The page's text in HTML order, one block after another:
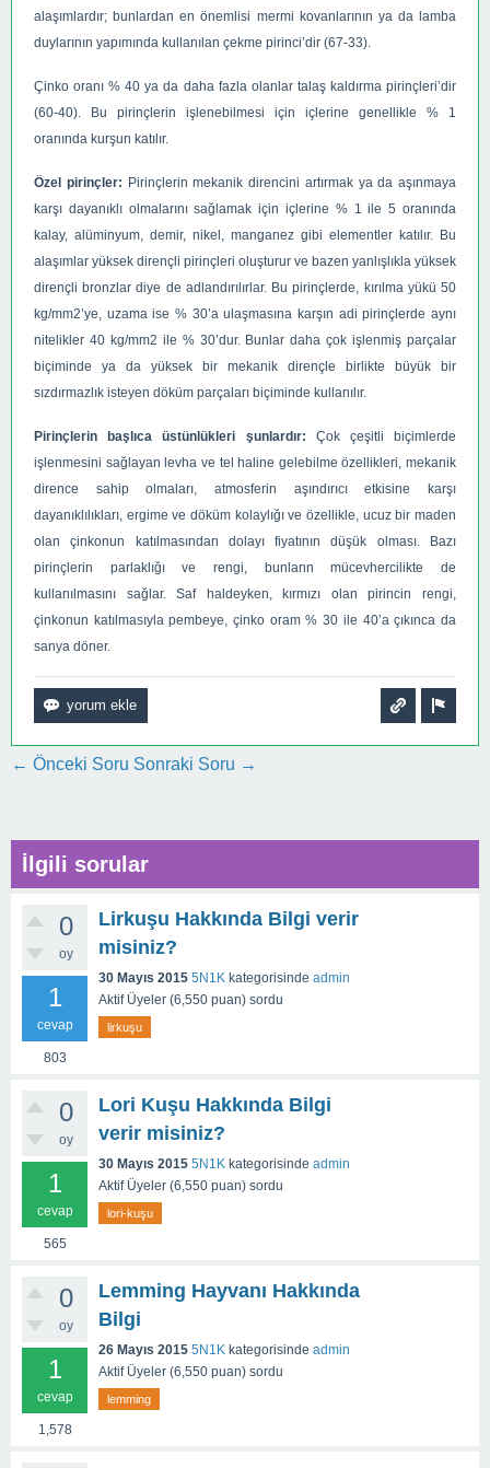
alaşımlardır; bunlardan en önemlisi mermi kovanlarının ya da lamba
duylarının yapımında kullanılan çekme pirinci’dir (67-33).
Çinko oranı % 40 ya da daha fazla olanlar talaş kaldırma pirinçleri’dir
(60-40). Bu pirinçlerin işlenebilmesi için içlerine genellikle % 1
oranında kurşun katılır.
Özel pirinçler: Pirinçlerin mekanik direncini artırmak ya da aşınmaya
karşı dayanıklı olmalarını sağlamak için içlerine % 1 ile 5 oranında
kalay, alüminyum, demir, nikel, manganez gibi elementler katılır. Bu
alaşımlar yüksek dirençli pirinçleri oluşturur ve bazen yanlışlıkla yüksek
dirençli bronzlar diye de adlandırılırlar. Bu pirinçlerde, kırılma yükü 50
kg/mm2’ye, uzama ise % 30’a ulaşmasına karşın adi pirinçlerde aynı
nitelikler 40 kg/mm2 ile % 30’dur. Bunlar daha çok işlenmiş parçalar
biçiminde ya da yüksek bir mekanik dirençle birlikte büyük bir
sızdırmazlık isteyen döküm parçaları biçiminde kullanılır.
Pirinçlerin başlıca üstünlükleri şunlardır: Çok çeşitli biçimlerde
işlenmesini sağlayan levha ve tel haline gelebilme özellikleri, mekanik
dirence sahip olmaları, atmosferin aşındırıcı etkisine karşı
dayanıklılıkları, ergime ve döküm kolaylığı ve özellikle, ucuz bir maden
olan çinkonun katılmasından dolayı fiyatının düşük olması. Bazı
pirinçlerin parlaklığı ve rengi, bunlann mücevhercilikte de
kullanılmasını sağlar. Saf haldeyken, kırmızı olan pirincin rengi,
çinkonun katılmasıyla pembeye, çinko oram % 30 ile 40’a çıkınca da
sanya döner.
← Önceki Soru Sonraki Soru →
İlgili sorular
0
oy
1
cevap
803
Lirkuşu Hakkında Bilgi verir
misiniz?
30 Mayıs 2015 5N1K kategorisinde admin
Aktif Üyeler (6,550 puan) sordu
lirkuşu
0
oy
1
cevap
565
Lori Kuşu Hakkında Bilgi
verir misiniz?
30 Mayıs 2015 5N1K kategorisinde admin
Aktif Üyeler (6,550 puan) sordu
lori-kuşu
0
oy
1
cevap
1,578
Lemming Hayvanı Hakkında
Bilgi
26 Mayıs 2015 5N1K kategorisinde admin
Aktif Üyeler (6,550 puan) sordu
lemming